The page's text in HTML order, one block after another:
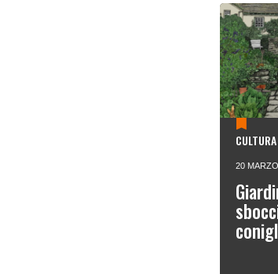
CULTURA
20